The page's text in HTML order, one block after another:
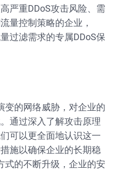
严重DDoS攻击风险、需
量控制策略的企业，
过滤需求的专属DDoS保
变的网络威胁，对企业的
通过深入了解攻击原理
可以更全面地认识这一
施以确保企业的长期稳
式的不断升级，企业的安